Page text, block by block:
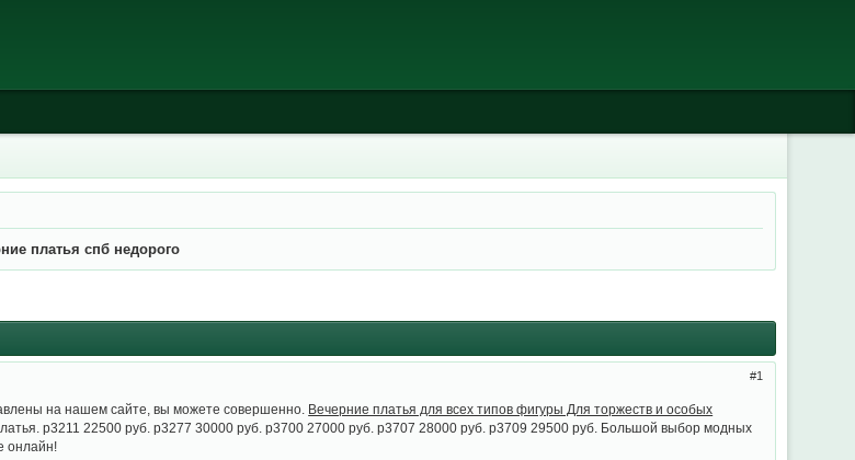
платья спб недорого
1
на нашем сайте, вы можете совершенно. Вечерние платья для всех типов фигуры Для торжеств и особых
p3211 22500 руб. p3277 30000 руб. p3700 27000 руб. p3707 28000 руб. p3709 29500 руб. Большой выбор модных
онлайн!